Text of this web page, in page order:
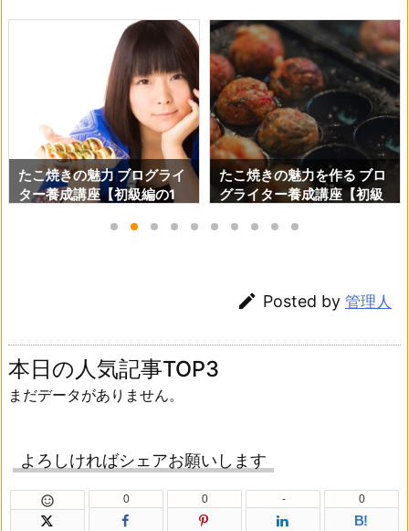
たこ焼きの魅力 ブログライ
ター養成講座【初級編の1
たこ焼きの魅力を作る ブロ
グライター養成講座【初級
 Posted by 管理人
本日の人気記事TOP3
まだデータがありません。
よろしければシェアお願いします
 0 0 -
B!
0